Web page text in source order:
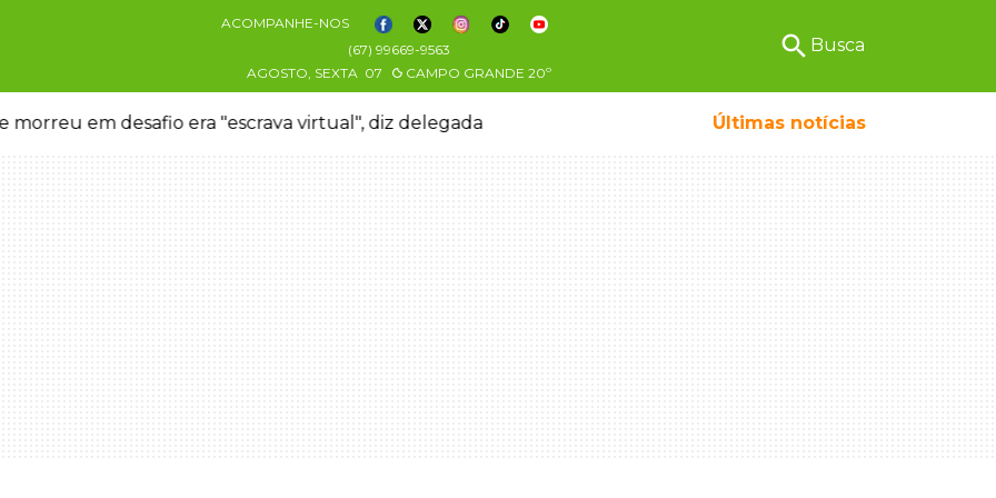
ACOMPANHE-NOS
(67) 99669-9563
AGOSTO, SEXTA 07 CAMPO GRANDE 20º
search Busca
morreu em desafio era "escrava virtual", diz delegada Últimas notícias